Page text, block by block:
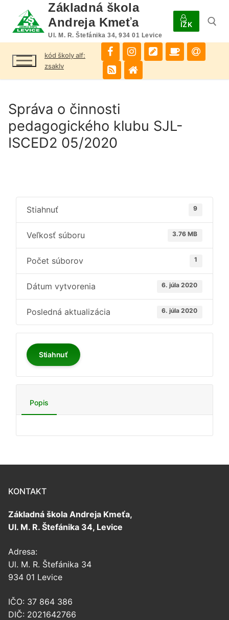
obsah
Základná škola
Andreja Kmeťa
Ul. M. R. Štefánika 34, 934 01 Levice
IŽK
Hľadať:
kód školy alf:
zsaklv
Správa o činnosti
pedagogického klubu SJL-
ISCED2 05/2020
Stiahnuť 9
Veľkosť súboru 3.76 MB
Počet súborov 1
Dátum vytvorenia 6. júla 2020
Posledná aktualizácia 6. júla 2020
Stiahnuť
Popis
KONTAKT
Základná škola Andreja Kmeťa,
Ul. M. R. Štefánika 34, Levice
Adresa:
Ul. M. R. Štefánika 34
934 01 Levice
IČO: 37 864 386
DIČ: 2021642766